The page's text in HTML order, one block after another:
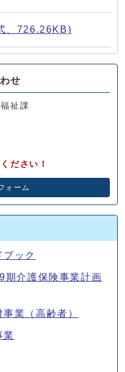
、726.26KB)
せ
祉課
ださい！
ォーム
ック
期介護保険事業計画
業（高齢者）
業